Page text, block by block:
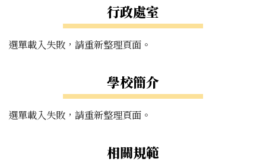
行政處室
選單載入失敗，請重新整理頁面。
學校簡介
選單載入失敗，請重新整理頁面。
相關規範